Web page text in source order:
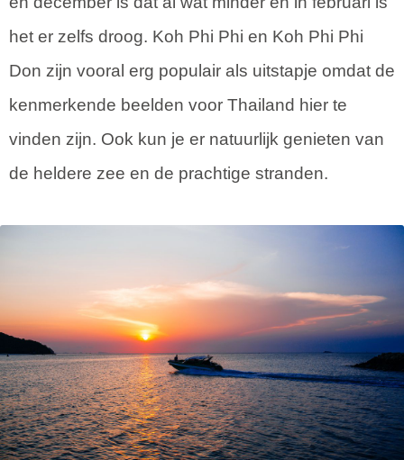
het er zelfs droog. Koh Phi Phi en Koh Phi Phi
Don zijn vooral erg populair als uitstapje omdat de
kenmerkende beelden voor Thailand hier te
vinden zijn. Ook kun je er natuurlijk genieten van
de heldere zee en de prachtige stranden.